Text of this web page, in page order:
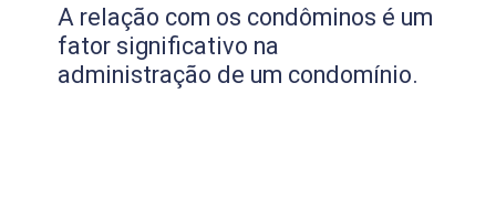
A relação com os condôminos é um
fator significativo na
administração de um condomínio.